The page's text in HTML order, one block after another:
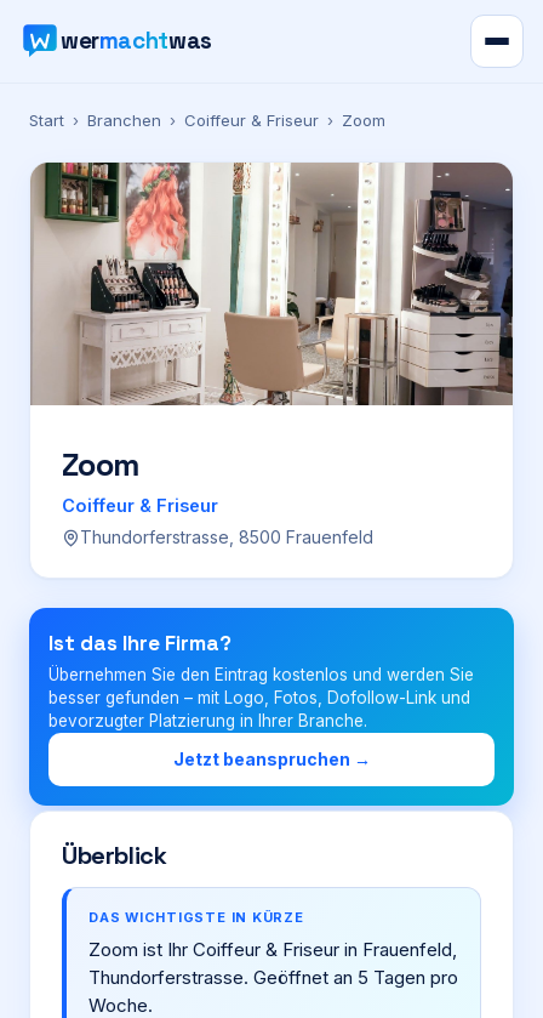
wermachtwas
Verzeichnis
Karte
Ratgeber
Werbung
Preise
Für Firmen
Login
Firma eintragen
Start › Branchen › Coiffeur & Friseur › Zoom
Zoom
Coiffeur & Friseur
Thundorferstrasse, 8500 Frauenfeld
Ist das Ihre Firma?
Übernehmen Sie den Eintrag kostenlos und werden Sie
besser gefunden – mit Logo, Fotos, Dofollow-Link und
bevorzugter Platzierung in Ihrer Branche.
Jetzt beanspruchen →
Überblick
DAS WICHTIGSTE IN KÜRZE
Zoom ist Ihr Coiffeur & Friseur in Frauenfeld,
Thundorferstrasse. Geöffnet an 5 Tagen pro
Woche.